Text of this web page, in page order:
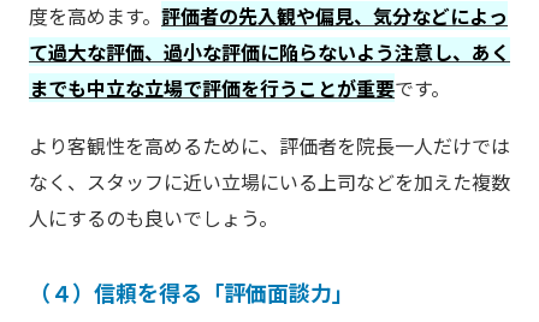
度を高めます。 評価者の先入観や偏見、気分などによっ
て過大な評価、過小な評価に陥らないよう注意し、あく
までも中立な立場で評価を行うことが重要です。
より客観性を高めるために、評価者を院長一人だけでは
なく、スタッフに近い立場にいる上司などを加えた複数
人にするのも良いでしょう。
（４）信頼を得る「評価面談力」